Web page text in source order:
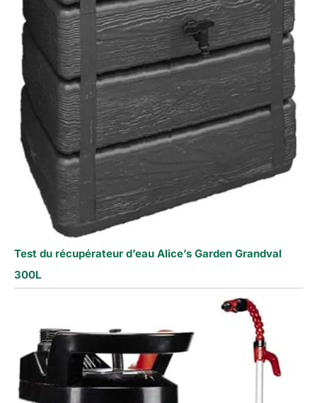
Test du récupérateur d’eau Alice’s Garden Grandval
300L